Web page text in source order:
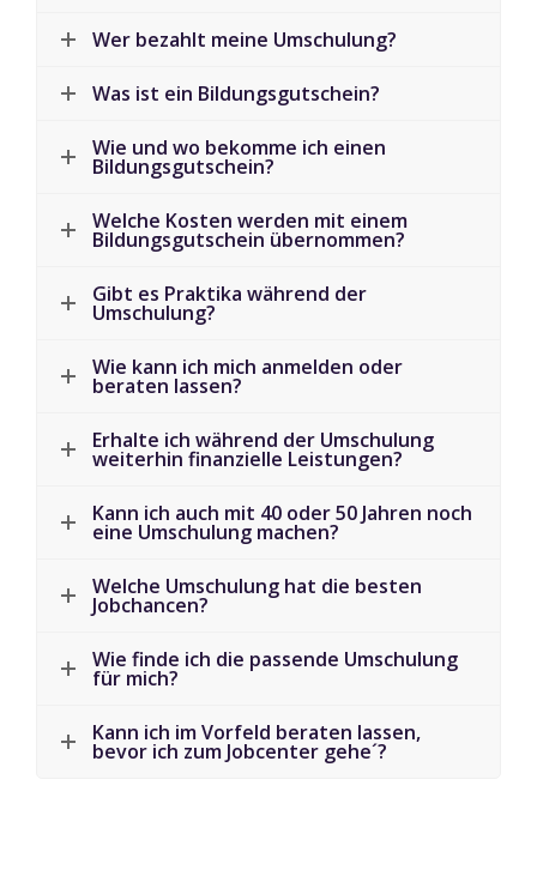
Wer bezahlt meine Umschulung?
Was ist ein Bildungsgutschein?
Wie und wo bekomme ich einen
Bildungsgutschein?
Welche Kosten werden mit einem
Bildungsgutschein übernommen?
Gibt es Praktika während der
Umschulung?
Wie kann ich mich anmelden oder
beraten lassen?
Erhalte ich während der Umschulung
weiterhin finanzielle Leistungen?
Kann ich auch mit 40 oder 50 Jahren noch
eine Umschulung machen?
Welche Umschulung hat die besten
Jobchancen?
Wie finde ich die passende Umschulung
für mich?
Kann ich im Vorfeld beraten lassen,
bevor ich zum Jobcenter gehe´?